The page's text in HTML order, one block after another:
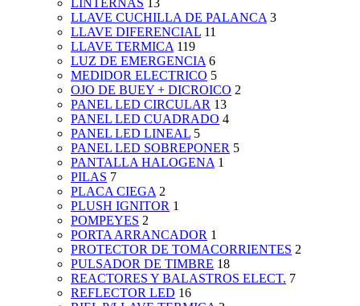
LINTERNAS
13
LLAVE CUCHILLA DE PALANCA 3
LLAVE DIFERENCIAL 11
LLAVE TERMICA 119
LUZ DE EMERGENCIA 6
MEDIDOR ELECTRICO 5
OJO DE BUEY + DICROICO 2
PANEL LED CIRCULAR 13
PANEL LED CUADRADO 4
PANEL LED LINEAL 5
PANEL LED SOBREPONER 5
PANTALLA HALOGENA 1
PILAS 7
PLACA CIEGA 2
PLUSH IGNITOR 1
POMPEYES 2
PORTA ARRANCADOR 1
PROTECTOR DE TOMACORRIENTES 2
PULSADOR DE TIMBRE 18
REACTORES Y BALASTROS ELECT. 7
REFLECTOR LED 16